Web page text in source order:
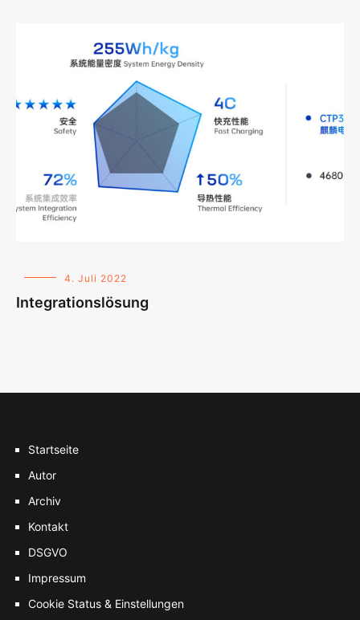
4. Juli 2022
Integrationslösung
Startseite
Autor
Archiv
Kontakt
DSGVO
Impressum
Cookie Status & Einstellungen